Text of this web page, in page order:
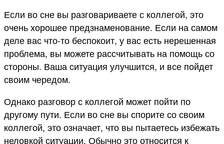
Если во сне вы разговариваете с коллегой, это
очень хорошее предзнаменование. Если на самом
деле вас что-то беспокоит, у вас есть нерешенная
проблема, вы можете рассчитывать на помощь со
стороны. Ваша ситуация улучшится, и все пойдет
своим чередом.
Однако разговор с коллегой может пойти по
другому пути. Если во сне вы спорите со своим
коллегой, это означает, что вы пытаетесь избежать
неловкой ситуации. Обычно это относится к